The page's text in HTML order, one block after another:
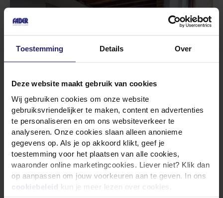
Toestemming Details Over
Deze website maakt gebruik van cookies
Wij gebruiken cookies om onze website
gebruiksvriendelijker te maken, content en advertenties
te personaliseren en om ons websiteverkeer te
analyseren. Onze cookies slaan alleen anonieme
gegevens op. Als je op akkoord klikt, geef je
toestemming voor het plaatsen van alle cookies,
waaronder online marketingcookies. Liever niet? Klik dan
op aanpassen om jouw voorkeuren aan te geven. In ons
cookiebeleid kun je meer lezen over cookies.
Er is schuimbeton
gestort, wat nu?
Na het storten maken onze mensen alles keurig